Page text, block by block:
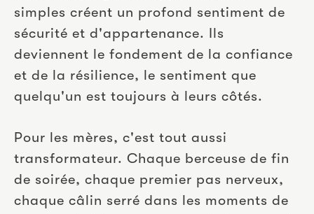
simples créent un profond sentiment de
sécurité et d'appartenance. Ils
deviennent le fondement de la confiance
et de la résilience, le sentiment que
quelqu'un est toujours à leurs côtés.
Pour les mères, c'est tout aussi
transformateur. Chaque berceuse de fin
de soirée, chaque premier pas nerveux,
chaque câlin serré dans les moments de